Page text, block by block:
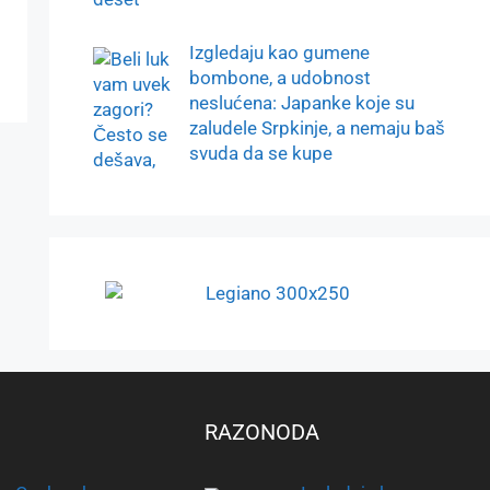
Izgledaju kao gumene
bombone, a udobnost
neslućena: Japanke koje su
zaludele Srpkinje, a nemaju baš
svuda da se kupe
RAZONODA